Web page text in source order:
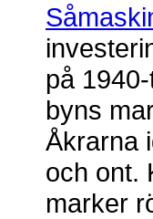
på
byns
Åkrarna
och ont.
marker